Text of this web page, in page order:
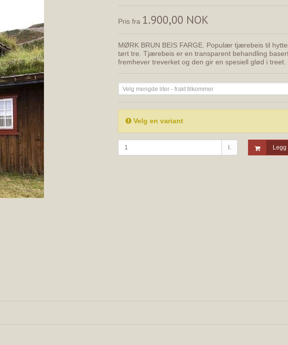
Pris fra 1.900,00 NOK
MØRK BRUN BEIS FARGE. Populær tjærebeis til
tørt tre. Tjærebeis er en transparent behandling
fremhever treverket og den gir en spesiell glød i treet.
Velg mengde liter - frakt tilkommer
Velg en variant
l. Legg